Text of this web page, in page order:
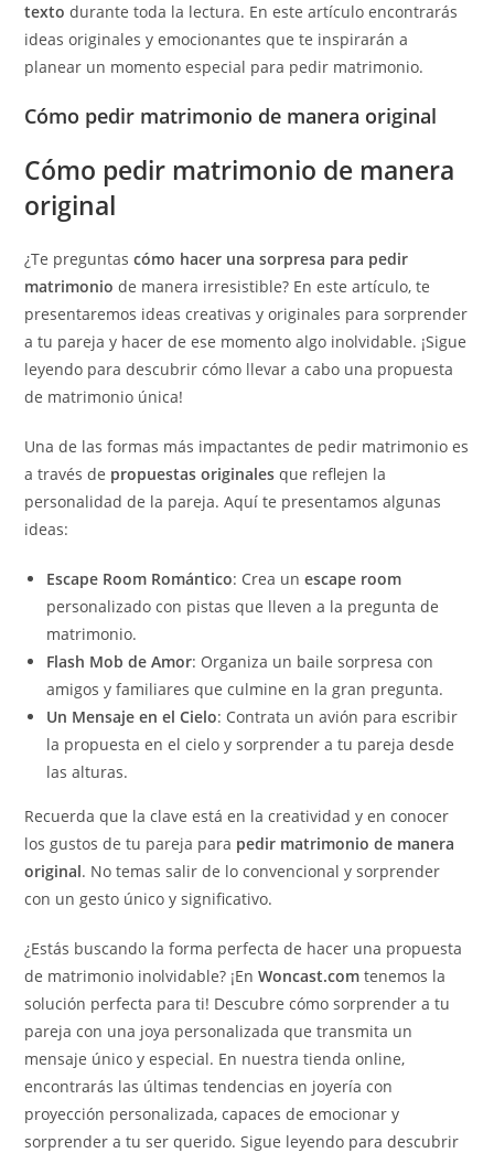
texto durante toda la lectura. En este artículo encontrarás
ideas originales y emocionantes que te inspirarán a
planear un momento especial para pedir matrimonio.
Cómo pedir matrimonio de manera original
Cómo pedir matrimonio de manera
original
¿Te preguntascómo hacer una sorpresa para pedir
matrimonio de manera irresistible? En este artículo, te
presentaremos ideas creativas y originales para sorprender
a tu pareja y hacer de ese momento algo inolvidable. ¡Sigue
leyendo para descubrir cómo llevar a cabo una propuesta
de matrimonio única!
Una de las formas más impactantes de pedir matrimonio es
a través de propuestas originales que reflejen la
personalidad de la pareja. Aquí te presentamos algunas
ideas:
Escape Room Romántico: Crea unescape room
personalizado con pistas que lleven a la pregunta de
matrimonio.
Flash Mob de Amor: Organiza un baile sorpresa con
amigos y familiares que culmine en la gran pregunta.
Un Mensaje en el Cielo: Contrata un avión para escribir
la propuesta en el cielo y sorprender a tu pareja desde
las alturas.
Recuerda que la clave está en la creatividad y en conocer
los gustos de tu pareja para pedir matrimonio de manera
original. No temas salir de lo convencional y sorprender
con un gesto único y significativo.
¿Estás buscando la forma perfecta de hacer una propuesta
de matrimonio inolvidable? ¡EnWoncast.com tenemos la
solución perfecta para ti! Descubre cómo sorprender a tu
pareja con una joya personalizada que transmita un
mensaje único y especial. En nuestra tienda online,
encontrarás las últimas tendencias en joyería con
proyección personalizada, capaces de emocionar y
sorprender a tu ser querido. Sigue leyendo para descubrir